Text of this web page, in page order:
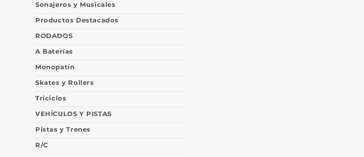
Sonajeros y Musicales
Productos Destacados
RODADOS
A Baterías
Monopatín
Skates y Rollers
Triciclos
VEHÍCULOS Y PISTAS
Pistas y Trenes
R/C